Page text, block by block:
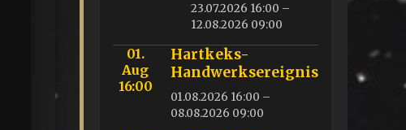
23.07.2026 16:00 –
12.08.2026 09:00
01.
Aug
16:00
Hartkeks-
Handwerksereignis
01.08.2026 16:00 –
08.08.2026 09:00